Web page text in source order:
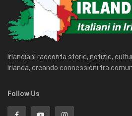
Irlandiani racconta storie, notizie,
Irlanda, creando connessioni tra
Follow Us